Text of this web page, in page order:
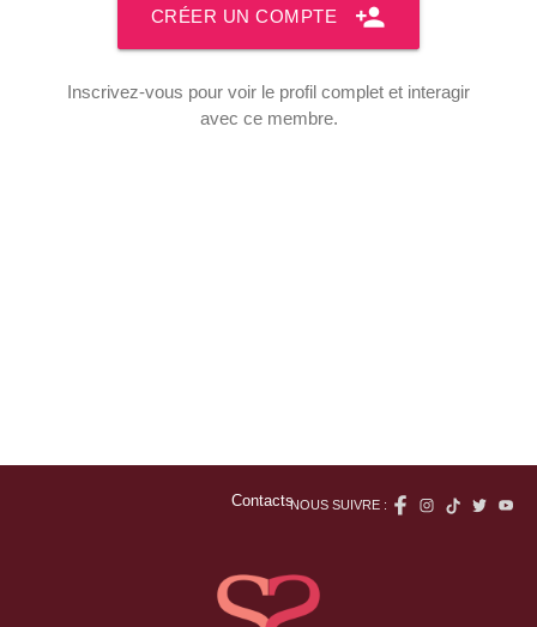
CRÉER UN COMPTE person_add
Inscrivez-vous pour voir le profil complet et interagir
avec ce membre.
ContactsNOUS SUIVRE :